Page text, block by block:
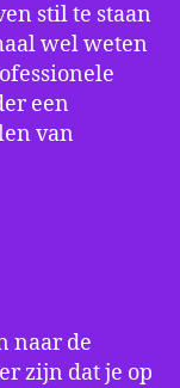
stil te staan
wel weten
een
van
naar de
zijn dat je op